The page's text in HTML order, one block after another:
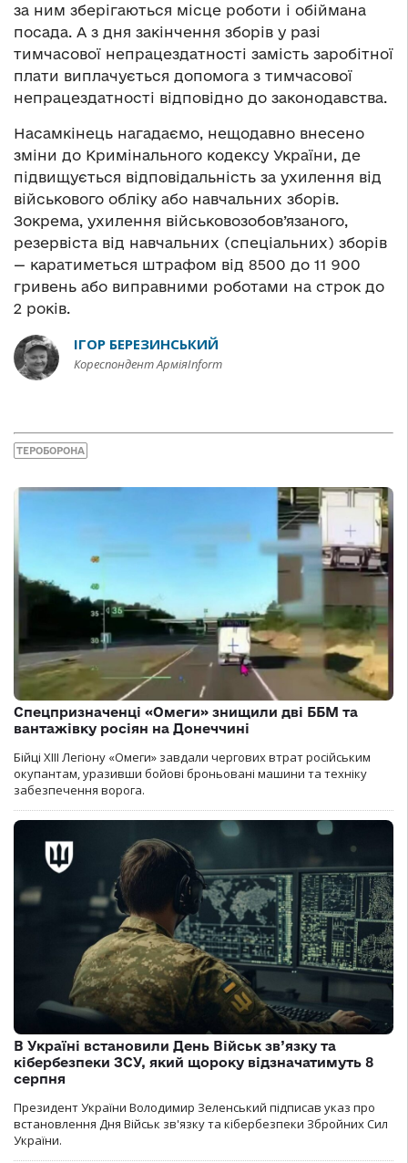
за ним зберігаються місце роботи і обіймана
посада. А з дня закінчення зборів у разі
тимчасової непрацездатності замість заробітної
плати виплачується допомога з тимчасової
непрацездатності відповідно до законодавства.
Насамкінець нагадаємо, нещодавно внесено
зміни до Кримінального кодексу України, де
підвищується відповідальність за ухилення від
військового обліку або навчальних зборів.
Зокрема, ухилення військовозобов’язаного,
резервіста від навчальних (спеціальних) зборів
— каратиметься штрафом від 8500 до 11 900
гривень або виправними роботами на строк до
2 років.
ІГОР БЕРЕЗИНСЬКИЙ
Кореспондент АрміяInform
ТЕРОБОРОНА
Спецпризначенці «Омеги» знищили дві ББМ та
вантажівку росіян на Донеччині
Бійці ХІІІ Легіону «Омеги» завдали чергових втрат російським
окупантам, уразивши бойові броньовані машини та техніку
забезпечення ворога.
В Україні встановили День Військ зв’язку та
кібербезпеки ЗСУ, який щороку відзначатимуть 8
серпня
Президент України Володимир Зеленський підписав указ про
встановлення Дня Військ зв'язку та кібербезпеки Збройних Сил
України.